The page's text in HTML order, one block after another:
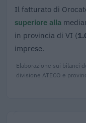
Il fatturato di
superiore alla
in provincia di VI (
imprese.
Elaborazione sui bilanci
divisione ATECO e